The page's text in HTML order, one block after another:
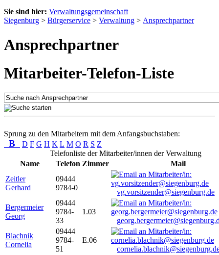
Sie sind hier: Verwaltungsgemeinschaft
Siegenburg > Bürgerservice > Verwaltung > Ansprechpartner
Ansprechpartner
Mitarbeiter-Telefon-Liste
Sprung zu den Mitarbeitern mit dem Anfangsbuchstaben:
B D F G H K L M O R S Z
Telefonliste der Mitarbeiter/innen der Verwaltung
Name
Telefon Zimmer
Mail
Zeitler
Gerhard
09444
9784-0
vg.vorsitzender@siegenburg.de
Bergermeier
Georg
09444
9784-
33
1.03
Blachnik
Cornelia
09444
9784-
51
E.06